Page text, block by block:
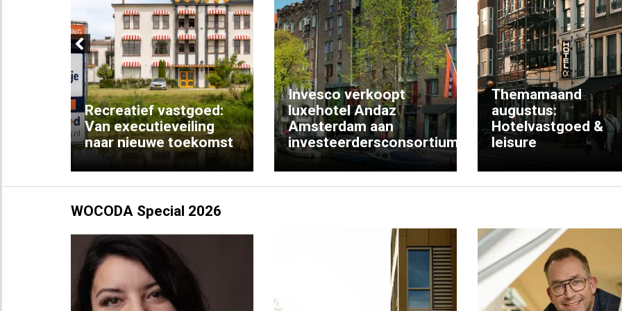
Previous
Recreatief vastgoed:
Van executieveiling
naar nieuwe toekomst
Invesco verkoopt
luxehotel Andaz
Amsterdam aan
investeerdersconsortium
Themamaand
augustus:
Hotelvastgoed &
leisure
WOCODA Special 2026